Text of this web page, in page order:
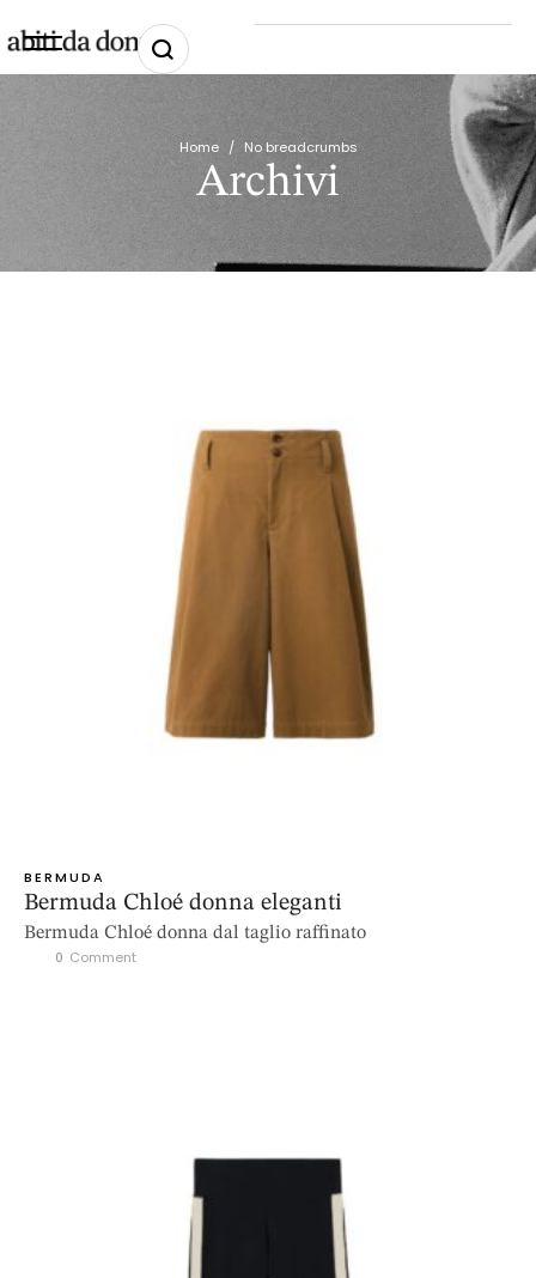
Home / No breadcrumbs
Archivi
BERMUDA
Bermuda Chloé donna eleganti
Bermuda Chloé donna dal taglio raffinato
0 Comment